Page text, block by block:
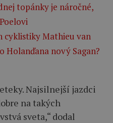
topánky je náročné,
cyklistiky Mathieu van
Holanďana nový Sagan?
Najsilnejší jazdci
na takých
sveta,“ dodal